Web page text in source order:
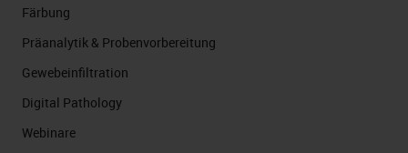
Färbung
Präanalytik & Probenvorbereitung
Gewebeinfiltration
Digital Pathology
Webinare